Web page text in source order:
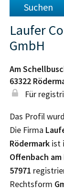
Laufer
GmbH
Am
63322
Für
Das Profil
Die Firma
Rödermark ist
Offenbach am
57971
Rechtsform